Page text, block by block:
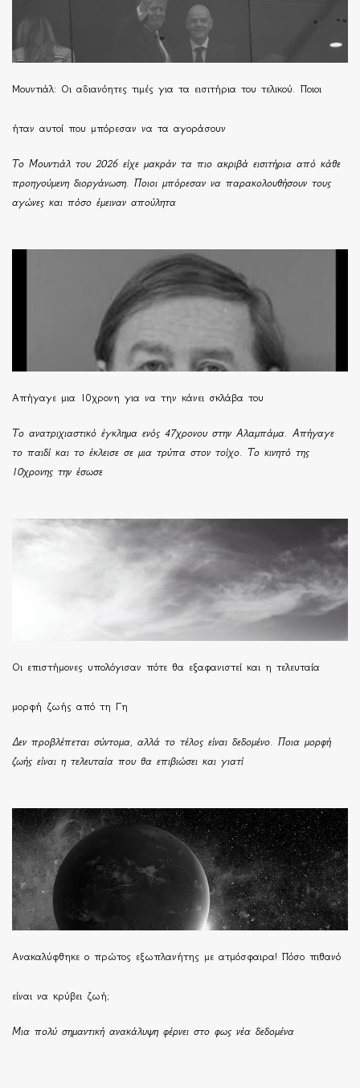
Μουντιάλ: Οι αδιανόητες τιμές για τα εισιτήρια του τελικού. Ποιοι
ήταν αυτοί που μπόρεσαν να τα αγοράσουν
Το Μουντιάλ του 2026 είχε μακράν τα πιο ακριβά εισιτήρια από κάθε
προηγούμενη διοργάνωση. Ποιοι μπόρεσαν να παρακολουθήσουν τους
αγώνες και πόσο έμειναν απούλητα
Απήγαγε μια 10χρονη για να την κάνει σκλάβα του
Το ανατριχιαστικό έγκλημα ενός 47χρονου στην Αλαμπάμα. Απήγαγε
το παιδί και το έκλεισε σε μια τρύπα στον τοίχο. Το κινητό της
10χρονης την έσωσε
Οι επιστήμονες υπολόγισαν πότε θα εξαφανιστεί και η τελευταία
μορφή ζωής από τη Γη
Δεν προβλέπεται σύντομα, αλλά το τέλος είναι δεδομένο. Ποια μορφή
ζωής είναι η τελευταία που θα επιβιώσει και γιατί
Ανακαλύφθηκε ο πρώτος εξωπλανήτης με ατμόσφαιρα! Πόσο πιθανό
είναι να κρύβει ζωή;
Μια πολύ σημαντική ανακάλυψη φέρνει στο φως νέα δεδομένα